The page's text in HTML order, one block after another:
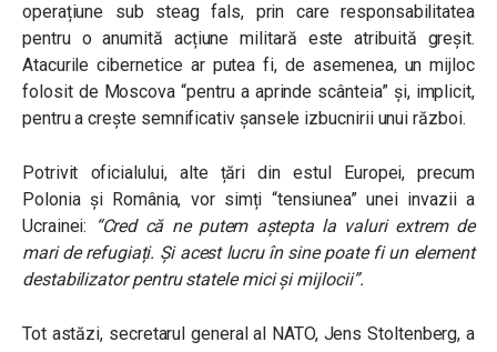
operațiune sub steag fals, prin care responsabilitatea
pentru o anumită acțiune militară este atribuită greșit.
Atacurile cibernetice ar putea fi, de asemenea, un mijloc
folosit de Moscova “pentru a aprinde scânteia” și, implicit,
pentru a crește semnificativ șansele izbucnirii unui război.
Potrivit oficialului, alte țări din estul Europei, precum
Polonia și România, vor simți “tensiunea” unei invazii a
Ucrainei:
“Cred că ne putem aștepta la valuri extrem de
mari de refugiați. Și acest lucru în sine poate fi un element
destabilizator pentru statele mici și mijlocii”.
Tot astăzi, secretarul general al NATO, Jens Stoltenberg, a